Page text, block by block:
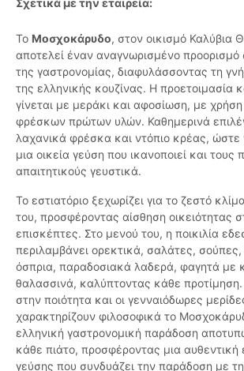
Σχετικά με την εταιρεία:
Το Μοσχοκάρυδο, στον οικισμό Καλύβια
αποτελεί έναν αναγνωρισμένο
της γαστρονομίας, διαφυλάσσοντας τη
της ελληνικής κουζίνας. Η προετοιμασία
γίνεται με μεράκι και αφοσίωση, με
φρέσκων πρώτων υλών. Καθημερινά
λαχανικά φρέσκα και ντόπιο κρέας, ώστε
μια οικεία γεύση που ικανοποιεί και τους
απαιτητικούς γευστικά.
Το εστιατόριο ξεχωρίζει για το ζεστό
του, προσφέροντας αίσθηση οικειότητας
επισκέπτες. Στο μενού του, η ποικιλία
περιλαμβάνει ορεκτικά, σαλάτες, σούπες,
όσπρια, παραδοσιακά λαδερά, φαγητά με
θαλασσινά, καλύπτοντας κάθε
στην ποιότητα και οι γενναιόδωρες
χαρακτηρίζουν φιλοσοφικά το
ελληνική γαστρονομική παράδοση
κάθε πιάτο, προσφέροντας μια αυθεντική
γεύσης που συνδυάζει την παράδοση με